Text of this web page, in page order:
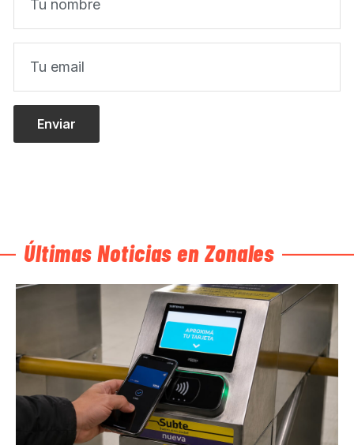
Últimas Noticias en Zonales